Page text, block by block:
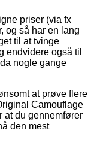
priser (via fx
og så har en lang
til at tvinge
endvidere også til
nogle gange
at prøve flere
Camouflage
at du gennemfører
den mest